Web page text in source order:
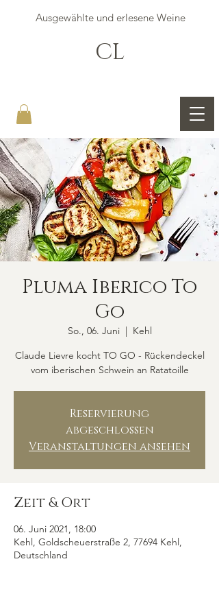
Ausgewählte und erlesene Weine
CL
Pluma Iberico To
Go
So., 06. Juni
  |
Kehl
Claude Lievre kocht TO GO - Rückendeckel
vom iberischen Schwein an Ratatoille
Reservierung
abgeschlossen
Veranstaltungen ansehen
Zeit & Ort
06. Juni 2021, 18:00
Kehl, Goldscheuerstraße 2, 77694 Kehl,
Deutschland